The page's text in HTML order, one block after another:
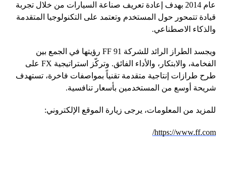
عام 2014 بهدف إعادة تعريف صناعة السيارات من خلال تجربة
قيادة تتمحور حول المستخدم وتعتمد على التكنولوجيا المتقدمة
والذكاء الاصطناعي.
ويجسد الطراز الرائد للشركة FF 91 رؤيتها في الجمع بين
الفخامة، والابتكار، والأداء الفائق. وتركّز استراتيجية FX على
طرح طرازات إنتاجية متقدمة تقنياً بمواصفات فاخرة، تستهدف
شريحة أوسع من المستخدمين بأسعار تنافسية.
للمزيد من المعلومات، يرجى زيارة الموقع الإلكتروني:
https://www.ff.com/